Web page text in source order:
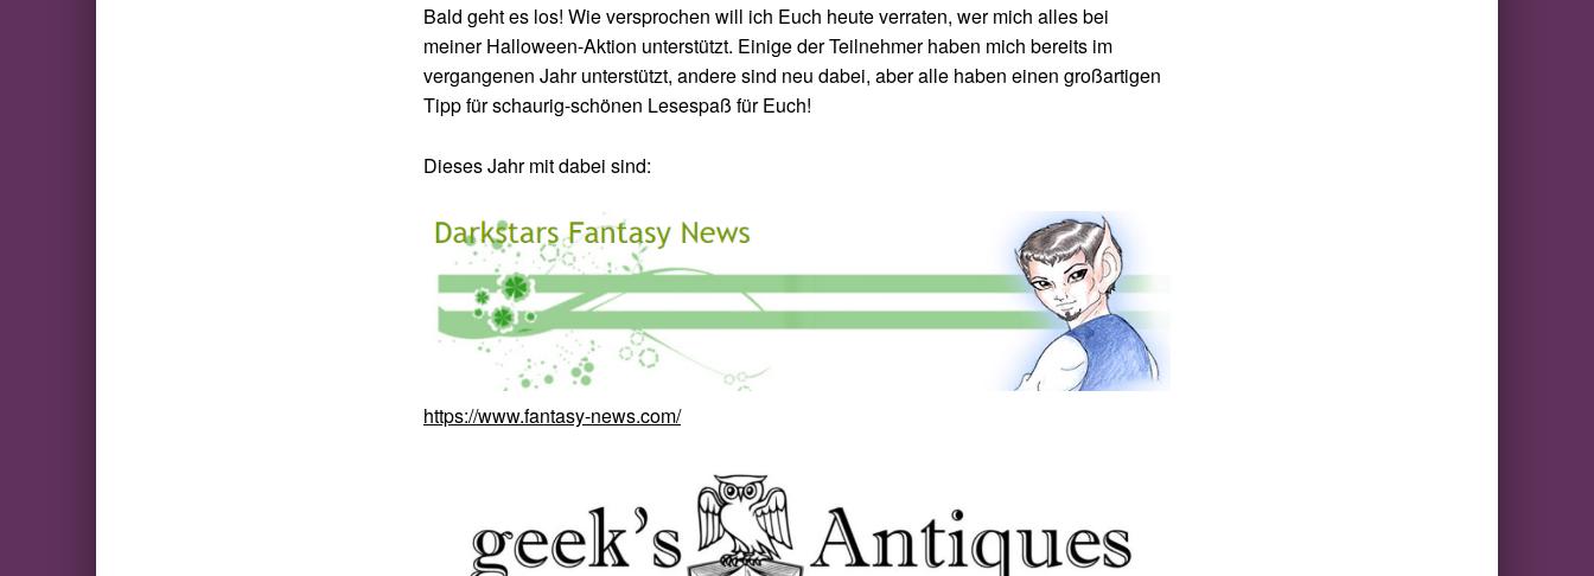
Bald geht es los! Wie versprochen will ich Euch heute verraten, wer mich alles bei
meiner Halloween-Aktion unterstützt. Einige der Teilnehmer haben mich bereits im
vergangenen Jahr unterstützt, andere sind neu dabei, aber alle haben einen großartigen
Tipp für schaurig-schönen Lesespaß für Euch!
Dieses Jahr mit dabei sind:
https://www.fantasy-news.com/